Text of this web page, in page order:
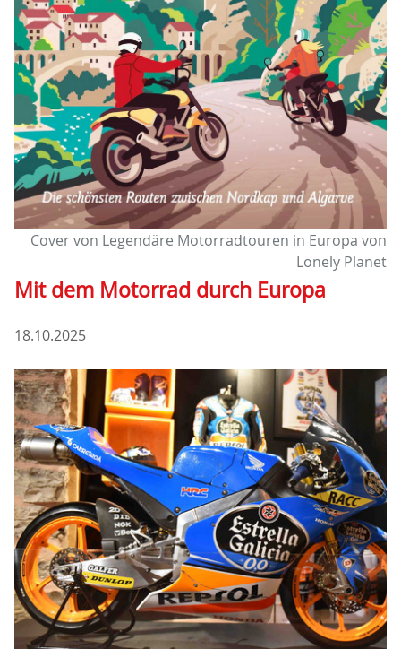
Cover von Legendäre Motorradtouren in Europa von
Lonely Planet
Mit dem Motorrad durch Europa
18.10.2025